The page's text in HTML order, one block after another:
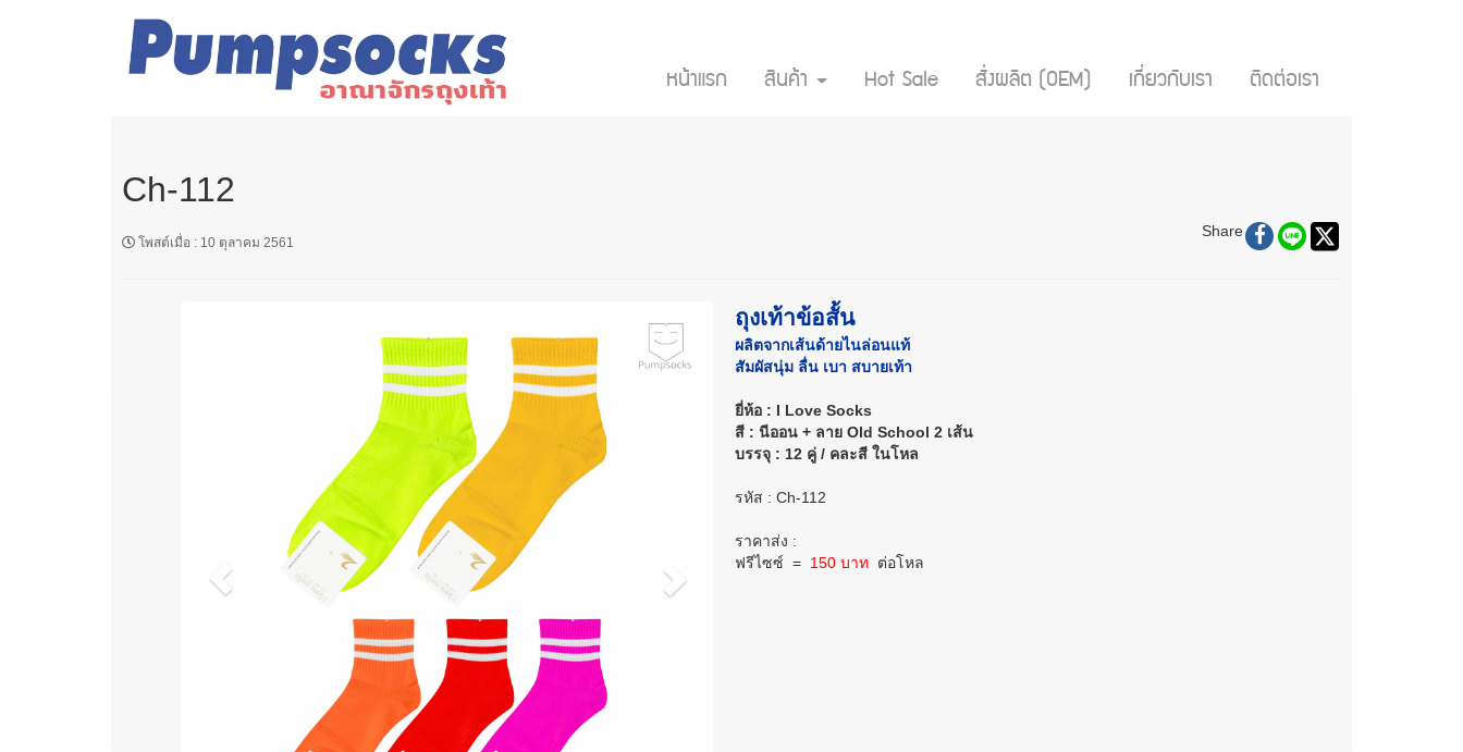
หน้าแรก สินค้า Hot Sale สั่งผลิต (OEM) เกี่ยวกับเรา ติดต่อเรา
Ch-112
โพสต์เมื่อ : 10 ตุลาคม 2561
Share
ถุงเท้าข้อสั้น
ผลิตจากเส้นด้ายไนล่อนแท้
สัมผัสนุ่ม ลื่น เบา สบายเท้า
ยี่ห้อ : I Love Socks
สี : นีออน + ลาย Old School 2 เส้น
บรรจุ : 12 คู่ / คละสี ในโหล
รหัส : Ch-112
ราคาส่ง :
ฟรีไซซ์ = 150 บาท ต่อโหล